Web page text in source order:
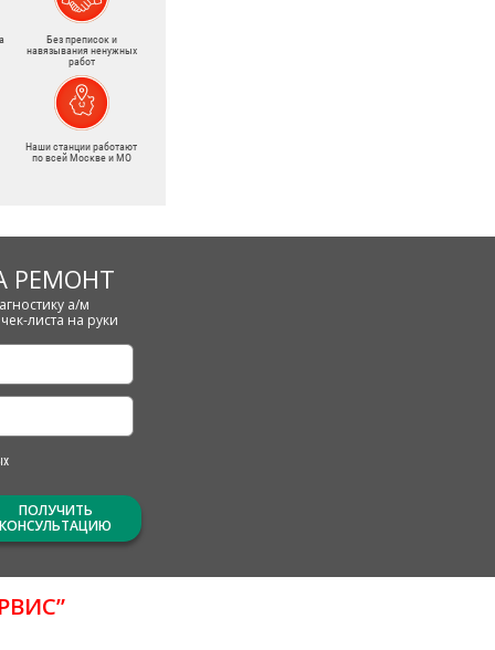
Без преписок и
навязывания ненужных
работ
Наши станции работают
по всей Москве и МО
РЕМОНТ
а/м
листа на руки
ПОЛУЧИТЬ
КОНСУЛЬТАЦИЮ